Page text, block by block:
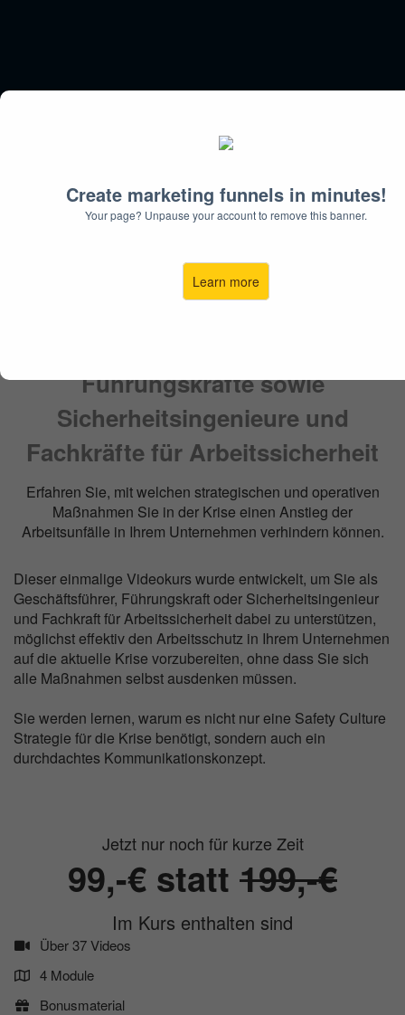
Create marketing funnels in minutes!
Your page? Unpause your account to remove this banner.
Learn more
Arbeitsschutz
in der Krise
Führungskräfte sowie
Sicherheitsingenieure und
Fachkräfte für Arbeitssicherheit
Erfahren Sie, mit welchen strategischen und operativen
Maßnahmen Sie in der Krise einen Anstieg der
Arbeitsunfälle in Ihrem Unternehmen verhindern können.
Dieser einmalige Videokurs wurde entwickelt, um Sie als
Geschäftsführer, Führungskraft oder Sicherheitsingenieur
und Fachkraft für Arbeitssicherheit dabei zu unterstützen,
möglichst effektiv den Arbeitsschutz in Ihrem Unternehmen
auf die aktuelle Krise vorzubereiten, ohne dass Sie sich
alle Maßnahmen selbst ausdenken müssen.
Sie werden lernen, warum es nicht nur eine Safety Culture
Strategie für die Krise benötigt, sondern auch ein
durchdachtes Kommunikationskonzept.
Jetzt nur noch für kurze Zeit
99,-€ statt 199,-€
Im Kurs enthalten sind
Über 37 Videos
4 Module
Bonusmaterial